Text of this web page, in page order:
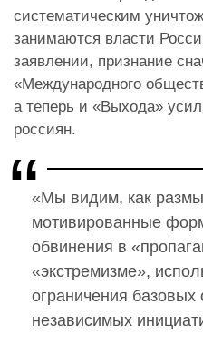
систематическим
занимаются власти
заявлении, признание
«Международного
а теперь и «Выхода»
россиян.
«Мы видим, как
мотивированные
обвинения в
«экстремизме»,
ограничения
независимых